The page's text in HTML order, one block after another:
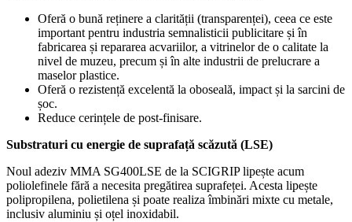
Oferă o bună reținere a clarității (transparenței), ceea ce este
important pentru industria semnalisticii publicitare și în
fabricarea și repararea acvariilor, a vitrinelor de o calitate la
nivel de muzeu, precum și în alte industrii de prelucrare a
maselor plastice.
Oferă o rezistență excelentă la oboseală, impact și la sarcini de
șoc.
Reduce cerințele de post-finisare.
Substraturi cu energie de suprafață scăzută (LSE)
Noul adeziv MMA SG400LSE de la SCIGRIP lipește acum
poliolefinele fără a necesita pregătirea suprafeței. Acesta lipește
polipropilena, polietilena și poate realiza îmbinări mixte cu metale,
inclusiv aluminiu și oțel inoxidabil.